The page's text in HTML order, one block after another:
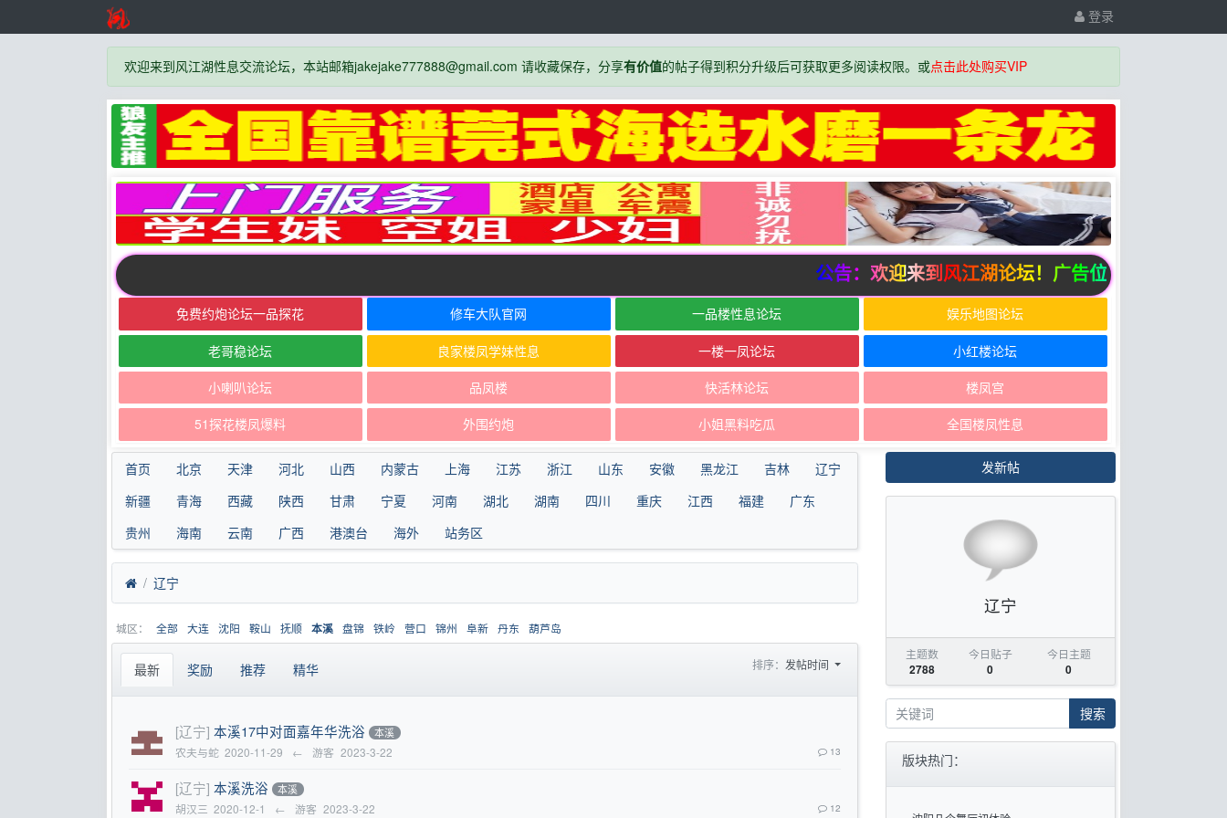
登录
欢迎来到风江湖性息交流论坛，本站邮箱jakejake777888@gmail.com 请收藏保存，分享有价值的帖子得到积分升级后可获取更多阅读权限。或点击此处购买VIP
公告：欢迎来到风江湖论坛！广告位招商中
免费约炮论坛一品探花 修车大队官网 一品楼性息论坛 娱乐地图论坛
老哥稳论坛 良家楼凤学妹性息 一楼一凤论坛 小红楼论坛
小喇叭论坛 品凤楼 快活林论坛 楼凤宫
51探花楼凤爆料 外围约炮 小姐黑料吃瓜 全国楼凤性息
首页 北京 天津 河北 山西 内蒙古 上海 江苏 浙江 山东 安徽 黑龙江 吉林
辽宁
新疆
青海 西藏 陕西 甘肃 宁夏 河南 湖北 湖南 四川 重庆 江西 福建
广东
贵州
海南 云南 广西 港澳台 海外 站务区
辽宁
城区： 全部 大连 沈阳 鞍山 抚顺 本溪 盘锦 铁岭 营口 锦州 阜新 丹东 葫芦岛
最新 奖励 推荐 精华 排序： 发帖时间
[辽宁] 本溪17中对面嘉年华洗浴 本溪
农夫与蛇 2020-11-29 ← 游客 2023-3-22 13
[辽宁] 本溪洗浴 本溪
胡汉三 2020-12-1 ← 游客 2023-3-22 12
发新帖
辽宁
主题数
2788
今日贴子
0
今日主题
0
搜索
版块热门：